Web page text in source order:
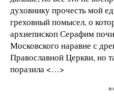
духовнику прочесть мой
греховный помысел, о
архиепископ Серафим
Московского наравне с
Православной Церкви, но
поразила <…>